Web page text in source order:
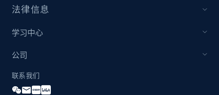
法律信息
学习中心
公司
联系我们